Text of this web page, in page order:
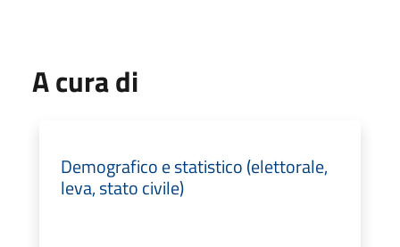
A cura di
Demografico e statistico (elettorale,
leva, stato civile)